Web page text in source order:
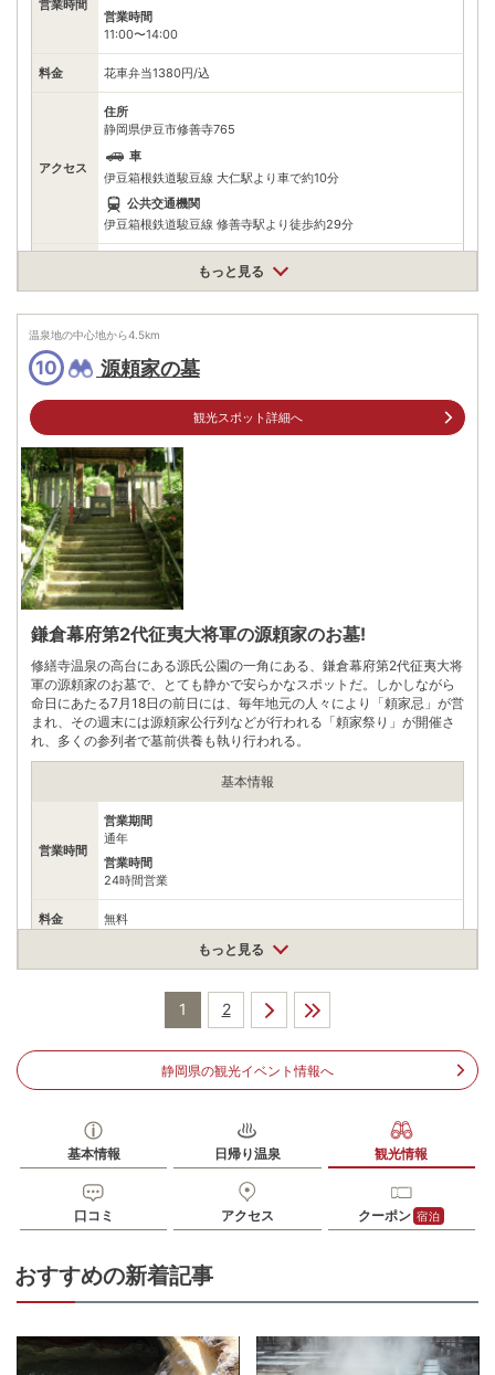
営業時間
営業時間
11:00〜14:00
料金 花車弁当1380円/込
アクセス
住所
静岡県伊豆市修善寺765
車
伊豆箱根鉄道駿豆線 大仁駅より車で約10分
公共交通機関
伊豆箱根鉄道駿豆線 修善寺駅より徒歩約29分
※ 掲載情報は変更になる場合があります。最新の内容はご利用前にご自身でお
問合せください。
※ 料金情報は税込・税抜表記が混ざっております。正しい金額はご利用前にご
もっと見る
温泉地の中心地から4.5km
10 源頼家の墓
観光スポット詳細へ
鎌倉幕府第2代征夷大将軍の源頼家のお墓!
修繕寺温泉の高台にある源氏公園の一角にある、鎌倉幕府第2代征夷大将
軍の源頼家のお墓で、とても静かで安らかなスポットだ。しかしながら
命日にあたる7月18日の前日には、毎年地元の人々により「頼家忌」が営
まれ、その週末には源頼家公行列などが行われる「頼家祭り」が開催さ
れ、多くの参列者で墓前供養も執り行われる。
基本情報
営業時間
営業期間
通年
営業時間
24時間営業
料金 無料
公共交通機関
東海バス·伊豆箱根バス 修善寺温泉下車より徒歩約10分
※ 掲載情報は変更になる場合があります。最新の内容はご利用前にご自身でお
問合せください。
自身でお問合せください。
もっと見る
1 2
静岡県の観光イベント情報へ
基本情報 日帰り温泉 観光情報
口コミ アクセス クーポン 宿泊
おすすめの新着記事